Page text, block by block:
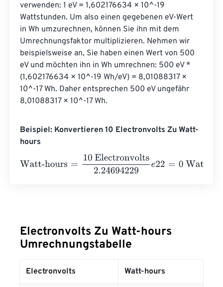
verwenden: 1 eV = 1,602176634 × 10^-19
Wattstunden. Um also einen gegebenen eV-Wert
in Wh umzurechnen, können Sie ihn mit dem
Umrechnungsfaktor multiplizieren. Nehmen wir
beispielsweise an, Sie haben einen Wert von 500
eV und möchten ihn in Wh umrechnen: 500 eV *
(1,602176634 × 10^-19 Wh/eV) = 8,01088317 ×
10^-17 Wh. Daher entsprechen 500 eV ungefähr
8,01088317 × 10^-17 Wh.
Beispiel: Konvertieren 10 Electronvolts Zu Watt-
hours
Watt-hours
10 Electronvolts2.24694229 22=0 Watt-
Electronvolts Zu Watt-hours
Umrechnungstabelle
Electronvolts Watt-hours